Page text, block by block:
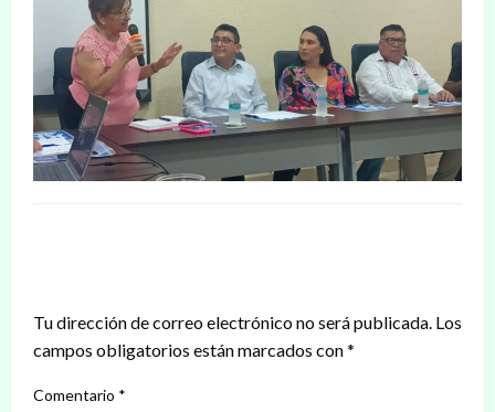
Tu dirección de correo electrónico no será publicada. Los
campos obligatorios están marcados con*
Comentario *